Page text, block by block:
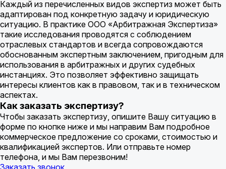
Каждый из перечисленных видов экспертиз может быть
адаптирован под конкретную задачу и юридическую
ситуацию. В практике ООО «Арбитражная Экспертиза»
такие исследования проводятся с соблюдением
отраслевых стандартов и всегда сопровождаются
обоснованным экспертным заключением, пригодным для
использования в арбитражных и других судебных
инстанциях. Это позволяет эффективно защищать
интересы клиентов как в правовом, так и в техническом
аспектах.
Как заказать экспертизу?
Чтобы заказать экспертизу, опишите Вашу ситуацию в
форме по кнопке ниже и мы направим Вам подробное
коммерческое предложение cо сроками, стоимостью и
квалификацией экспертов. Или отправьте номер
телефона, и мы Вам перезвоним!
Заказать звонок